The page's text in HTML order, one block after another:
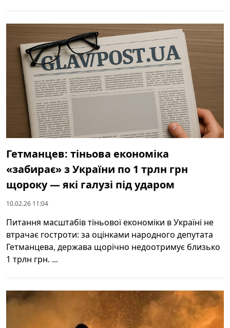
Гетманцев: тіньова економіка
«забирає» з України по 1 трлн грн
щороку — які галузі під ударом
10.02.26 11:04
Питання масштабів тіньової економіки в Україні не
втрачає гостроти: за оцінками народного депутата
Гетманцева, держава щорічно недоотримує близько
1 трлн грн. ...